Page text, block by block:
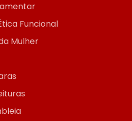
Funcional
Mulher